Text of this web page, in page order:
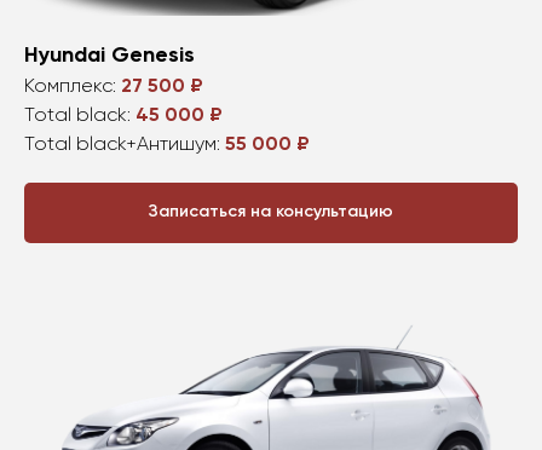
Hyundai Genesis
Комплекс: 27 500 ₽
Total black: 45 000 ₽
Total black+Антишум: 55 000 ₽
Записаться на консультацию